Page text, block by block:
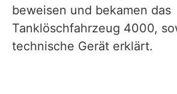
beweisen und bekamen das
Tanklöschfahrzeug 4000,
technische Gerät erklärt.